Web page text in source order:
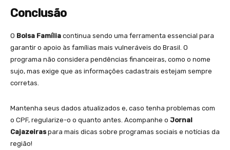
Conclusão
O Bolsa Família continua sendo uma ferramenta essencial para
garantir o apoio às famílias mais vulneráveis do Brasil. O
programa não considera pendências financeiras, como o nome
sujo, mas exige que as informações cadastrais estejam sempre
corretas.
Mantenha seus dados atualizados e, caso tenha problemas com
o CPF, regularize-o o quanto antes. Acompanhe o Jornal
Cajazeiraspara mais dicas sobre programas sociais e notícias da
região!